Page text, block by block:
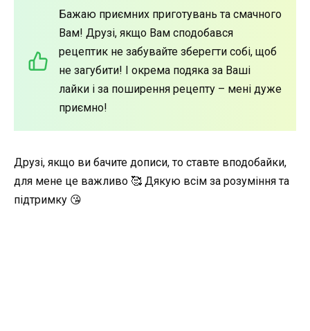
Бажаю приємних приготувань та смачного
Вам! Друзі, якщо Вам сподобався
рецептик не забувайте зберегти собі, щоб
не загубити! І окрема подяка за Ваші
лайки і за поширення рецепту – мені дуже
приємно!
Друзі, якщо ви бачите дописи, то ставте вподобайки,
для мене це важливо 🥰 Дякую всім за розуміння та
підтримку 😘